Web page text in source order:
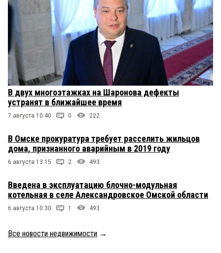
В двух многоэтажках на Шаронова дефекты
устранят в ближайшее время
7 августа 10:40 0 222
В Омске прокуратура требует расселить жильцов
дома, признанного аварийным в 2019 году
6 августа 13:15 2 493
Введена в эксплуатацию блочно-модульная
котельная в селе Александровское Омской области
6 августа 10:30 1 493
Все новости недвижимости →